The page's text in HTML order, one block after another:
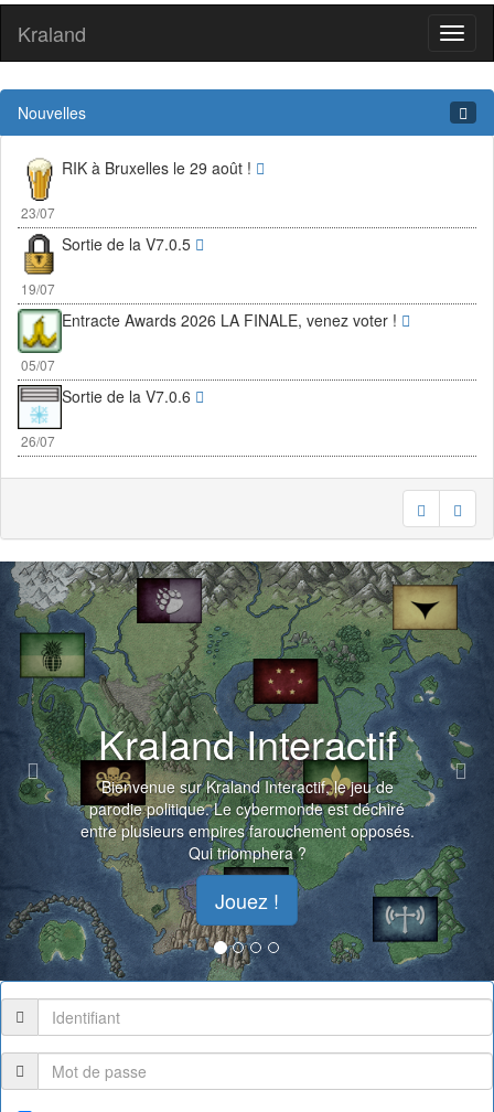
Kraland
Nouvelles
23/07
RIK à Bruxelles le 29 août !
19/07
Sortie de la V7.0.5
05/07
Entracte Awards 2026 LA FINALE, venez voter !
26/07
Sortie de la V7.0.6
Kraland Interactif
Bienvenue sur Kraland Interactif, le jeu de
parodie politique. Le cybermonde est déchiré
entre plusieurs empires farouchement opposés.
Qui triomphera ?
Jouez !
Previous